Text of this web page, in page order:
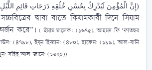
(إِنَّ الْمُؤْمِنَ لَيُدْرِكُ بِحُسْنِ خُلُقِهِ دَرَجَاتِ قَائِمِ اللَّيْلِ
দ্বারা রাতে কিয়ামকারী দিনে সিয়াম
করে”। ( ইমাম মালেক: (১৬৭৫), আহমদ ফি ‘ফাতহুর
(৪৭৯৮), ইব্‌ন হিব্বান: (৪৮০), হাকেম: (১৯৯), আল-বানি
সহিহ আল-জামে: (১৬২০))